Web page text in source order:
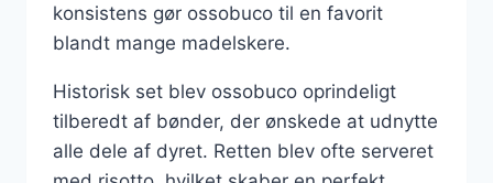
konsistens gør ossobuco til en favorit
blandt mange madelskere.
Historisk set blev ossobuco oprindeligt
tilberedt af bønder, der ønskede at udnytte
alle dele af dyret. Retten blev ofte serveret